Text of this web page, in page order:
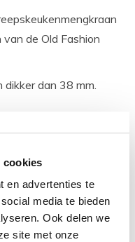
cookies
en advertenties te
media te bieden
Ook delen we
site met onze
de Old Fashion
dan 38 mm.
behuizing is gemaakt
eigenschappen en
bij producten die in
Daarnaast is
en het roest niet.